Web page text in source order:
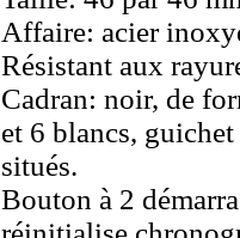
Affaire: acier
Résistant aux
Cadran: noir, de
et 6 blancs,
situés.
Bouton à 2